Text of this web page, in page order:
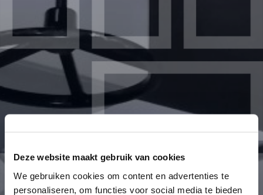
Deze website maakt gebruik van cookies
We gebruiken cookies om content en advertenties te
personaliseren, om functies voor social media te bieden